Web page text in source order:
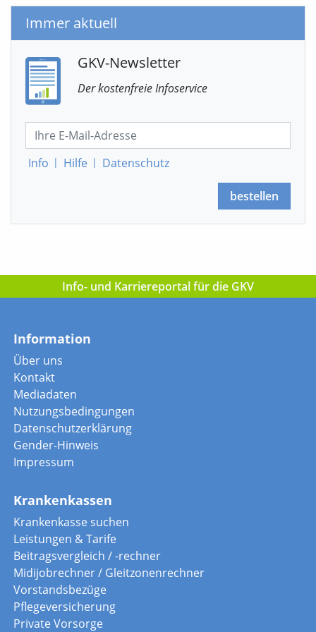
Immer aktuell
GKV-Newsletter
Der kostenfreie Infoservice
Info | Hilfe | Datenschutz
bestellen
Info- und Karriereportal für die GKV
Information
Über uns
Kontakt
Mediadaten
Nutzungsbedingungen
Datenschutzerklärung
Gender-Hinweis
Impressum
Krankenkassen
Krankenkasse suchen
Leistungen & Tarife
Beitragsvergleich / -rechner
Midijobrechner / Gleitzonenrechner
Vorstandsbezüge
Pflegeversicherung
Private Vorsorge